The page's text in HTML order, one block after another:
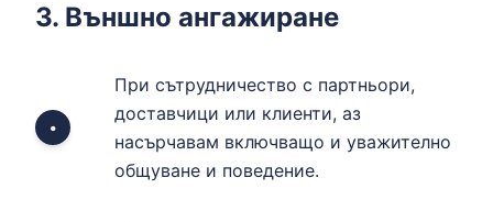
3. Външно ангажиране
•
При сътрудничество с партньори,
доставчици или клиенти, аз
насърчавам включващо и уважително
общуване и поведение.